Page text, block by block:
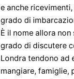
e anche
grado di
È il nome allora
grado di discutere
Londra tendono ad
mangiare, famiglie,